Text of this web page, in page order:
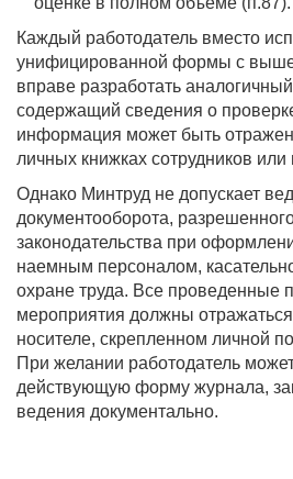
Каждый работодатель вместо
унифицированной формы с
вправе разработать
содержащий сведения о
информация может быть
личных книжках сотрудников
Однако Минтруд не допускает
документооборота,
законодательства при
наемным персоналом,
охране труда. Все проведенные
мероприятия должны
носителе, скрепленном личной
При желании работодатель
действующую форму журнала,
ведения документально.